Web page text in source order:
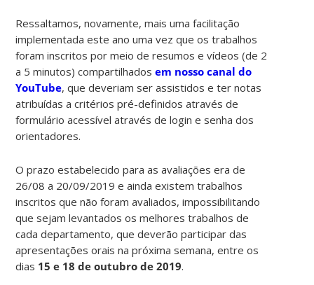
Ressaltamos, novamente, mais uma facilitação
implementada este ano uma vez que os trabalhos
foram inscritos por meio de resumos e vídeos (de 2
a 5 minutos) compartilhadosem nosso canal do
YouTube, que deveriam ser assistidos e ter notas
atribuídas a critérios pré-definidos através de
formulário acessível através de login e senha dos
orientadores.
O prazo estabelecido para as avaliações era de
26/08 a 20/09/2019 e ainda existem trabalhos
inscritos que não foram avaliados, impossibilitando
que sejam levantados os melhores trabalhos de
cada departamento, que deverão participar das
apresentações orais na próxima semana, entre os
dias 15 e 18 de outubro de 2019.